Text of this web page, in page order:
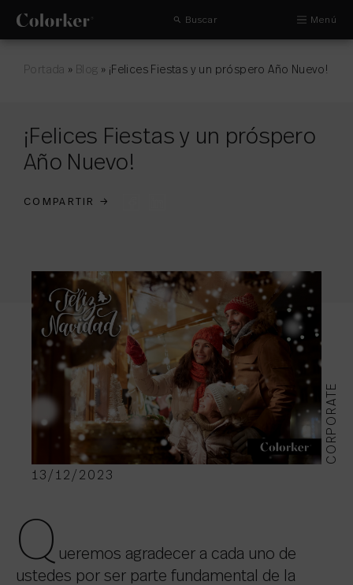
Buscar Menú
Portada » Blog » ¡Felices Fiestas y un próspero Año Nuevo!
¡Felices Fiestas y un próspero
Año Nuevo!
COMPARTIR →
CORPORATE
13/12/2023
Q ueremos agradecer a cada uno de
ustedes por ser parte fundamental de la